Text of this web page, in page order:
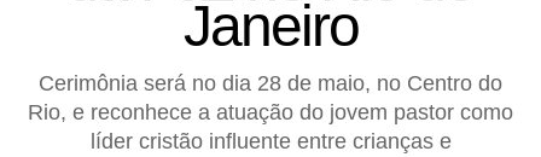
Janeiro
Cerimônia será no dia 28 de maio, no Centro do
Rio, e reconhece a atuação do jovem pastor como
líder cristão influente entre crianças e